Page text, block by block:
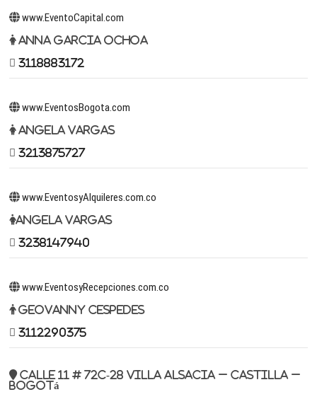
www.EventoCapital.com
Anna Garcia Ochoa
3118883172
www.EventosBogota.com
Angela Vargas
3213875727
www.EventosyAlquileres.com.co
Angela Vargas
3238147940
www.EventosyRecepciones.com.co
Geovanny Cespedes
3112290375
Calle 11 # 72c-28 Villa Alsacia – Castilla –
Bogotá